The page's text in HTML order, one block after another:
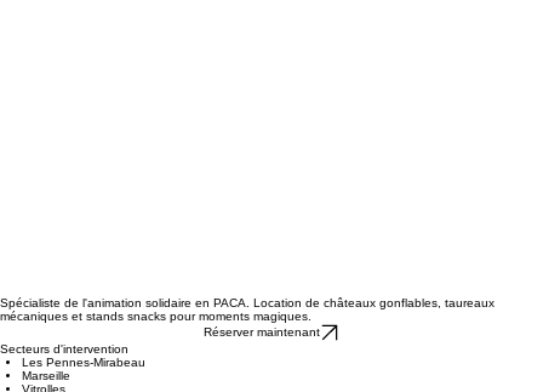
Spécialiste de l'animation solidaire en PACA. Location de châteaux gonflables, taureaux
mécaniques et stands snacks pour moments magiques.